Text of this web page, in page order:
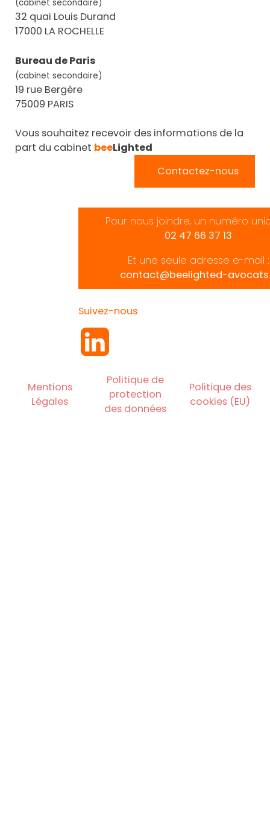
(cabinet secondaire)
32 quai Louis Durand
17000 LA ROCHELLE
Bureau de Paris
(cabinet secondaire)
19 rue Bergère
75009 PARIS
Vous souhaitez recevoir des informations de la
part du cabinet beeLighted
Contactez-nous
Pour nous joindre, un numéro
02 47 66 37 13
Et une seule adresse e-mail :
contact@beelighted-
Suivez-nous
Mentions
Légales
Politique de
protection
des données
Politique des
cookies (EU)